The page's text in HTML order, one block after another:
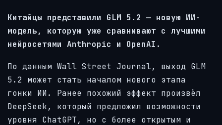
Китайцы представили GLM 5.2 — новую ИИ-
модель, которую уже сравнивают с лучшими
нейросетями Anthropic и OpenAI.
По данным Wall Street Journal, выход GLM
5.2 может стать началом нового этапа
гонки ИИ. Ранее похожий эффект произвёл
DeepSeek, который предложил возможности
уровня ChatGPT, но с более открытым и